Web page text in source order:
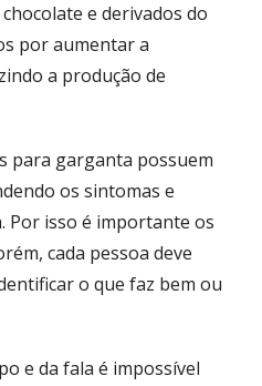
e derivados do
por aumentar a
a produção de
para garganta possuem
os sintomas e
Por isso é importante os
cada pessoa deve
o que faz bem ou
e da fala é impossível